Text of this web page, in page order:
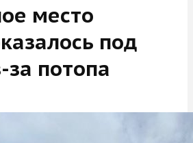
место
под
за потопа